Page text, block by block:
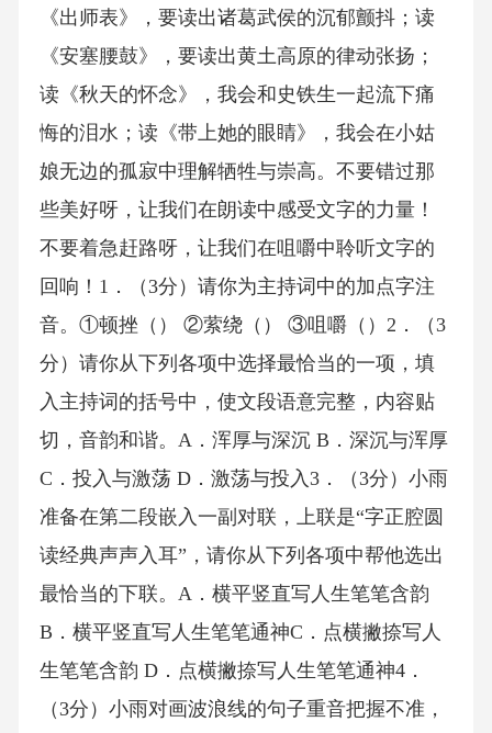
《出师表》，要读出诸葛武侯的沉郁颤抖；读
《安塞腰鼓》，要读出黄土高原的律动张扬；
读《秋天的怀念》，我会和史铁生一起流下痛
悔的泪水；读《带上她的眼睛》，我会在小姑
娘无边的孤寂中理解牺牲与崇高。不要错过那
些美好呀，让我们在朗读中感受文字的力量！
不要着急赶路呀，让我们在咀嚼中聆听文字的
回响！1．（3分）请你为主持词中的加点字注
音。①顿挫（） ②萦绕（） ③咀嚼（）2．（3
分）请你从下列各项中选择最恰当的一项，填
入主持词的括号中，使文段语意完整，内容贴
切，音韵和谐。A．浑厚与深沉 B．深沉与浑厚
C．投入与激荡 D．激荡与投入3．（3分）小雨
准备在第二段嵌入一副对联，上联是“字正腔圆
读经典声声入耳”，请你从下列各项中帮他选出
最恰当的下联。A．横平竖直写人生笔笔含韵
B．横平竖直写人生笔笔通神C．点横撇捺写人
生笔笔含韵 D．点横撇捺写人生笔笔通神4．
（3分）小雨对画波浪线的句子重音把握不准，